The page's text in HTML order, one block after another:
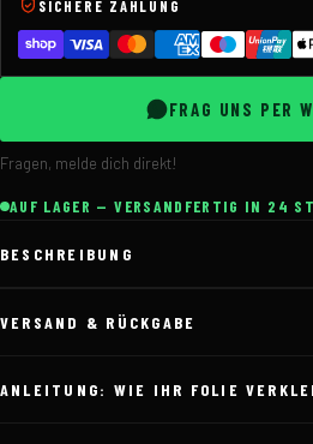
SICHERE ZAHLUNG
FRAG UNS PER
Fragen, melde dich direkt!
AUF LAGER — VERSANDFERTIG IN 24
BESCHREIBUNG
VERSAND & RÜCKGABE
ANLEITUNG: WIE IHR FOLIE